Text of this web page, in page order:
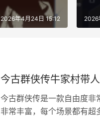
2026年4月24日 15:12 2026
今古群侠传牛家村带
今古群侠传是一款自由度非
非常丰富，每个场景都有